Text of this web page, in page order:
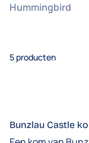
Hummingbird
5 producten
Bunzlau Castle